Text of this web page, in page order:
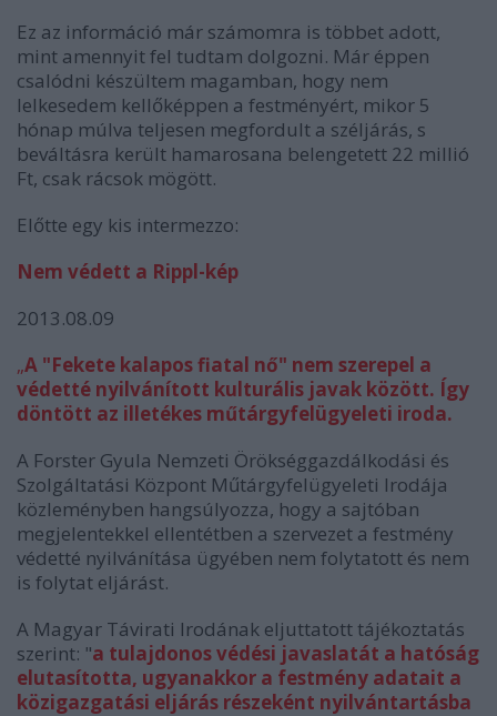
Ez az információ már számomra is többet adott,
mint amennyit fel tudtam dolgozni. Már éppen
csalódni készültem magamban, hogy nem
lelkesedem kellőképpen a festményért, mikor 5
hónap múlva teljesen megfordult a széljárás, s
beváltásra került hamarosana belengetett 22 millió
Ft, csak rácsok mögött.
Előtte egy kis intermezzo:
Nem védett a Rippl-kép
2013.08.09
„A "Fekete kalapos fiatal nő" nem szerepel a
védetté nyilvánított kulturális javak között. Így
döntött az illetékes műtárgyfelügyeleti iroda.
A Forster Gyula Nemzeti Örökséggazdálkodási és
Szolgáltatási Központ Műtárgyfelügyeleti Irodája
közleményben hangsúlyozza, hogy a sajtóban
megjelentekkel ellentétben a szervezet a festmény
védetté nyilvánítása ügyében nem folytatott és nem
is folytat eljárást.
A Magyar Távirati Irodának eljuttatott tájékoztatás
szerint: "a tulajdonos védési javaslatát a hatóság
elutasította, ugyanakkor a festmény adatait a
közigazgatási eljárás részeként nyilvántartásba